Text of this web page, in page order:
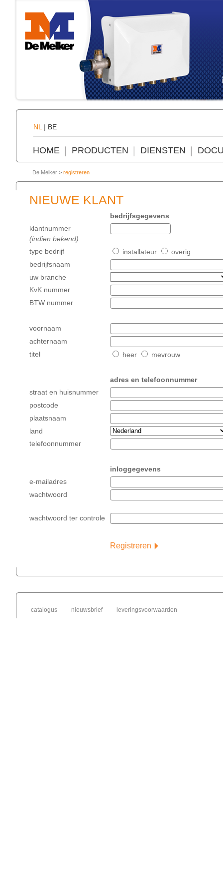
NL | BE
HOME PRODUCTEN DIENSTEN
De Melker > registreren
NIEUWE KLANT
bedrijfsgegevens
klantnummer
(indien bekend)
type bedrijf
installateur
overig
bedrijfsnaam
uw branche
KvK nummer
BTW nummer
voornaam
achternaam
titel
heer mevrouw
adres en telefoonnummer
straat en huisnummer
postcode
plaatsnaam
land
telefoonnummer
inloggegevens
e-mailadres
wachtwoord
wachtwoord ter controle
Registreren
catalogus nieuwsbrief leveringsvoorwaarden